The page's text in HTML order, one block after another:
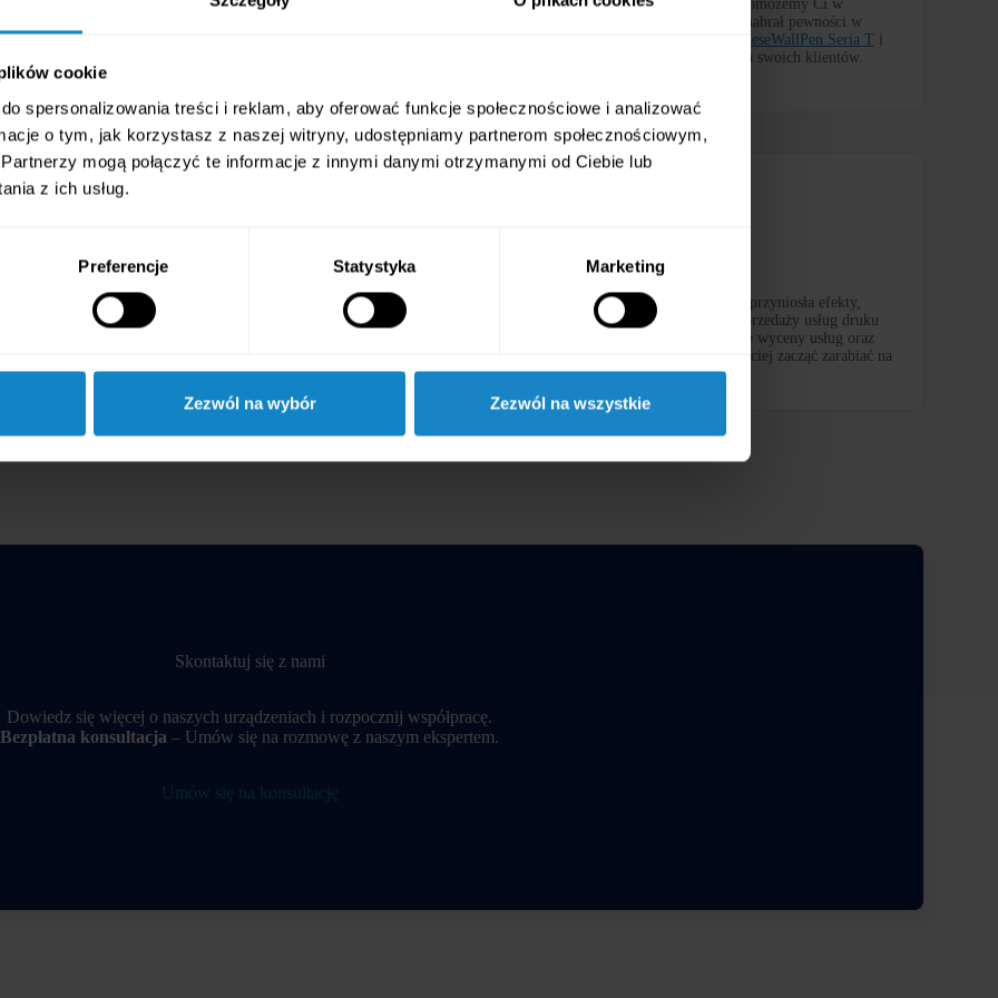
cookie
spersonalizowania treści i reklam, aby oferować funkcje społecznościowe i analizować
o tym, jak korzystasz z naszej witryny, udostępniamy partnerom społecznościowym,
mogą połączyć te informacje z innymi danymi otrzymanymi od Ciebie lub
z ich usług.
Preferencje Statystyka Marketing
Zezwól na wybór Zezwól na wszystkie
Zapewniamy szczegółowe szkolenie, podczas którego
przygotowania plików do druku oraz konserwacji sprzętu.
przez cały proces krok po kroku.
Jak obsługiwać drukarkę ścienną?
Pomożemy Ci w
realizacji pierwszych wydruków, abyś nabrał pewności w
drukarki ściennej HKHR ChineseWallPen Seria T i
mógł bez problemu rozpocząć pracę dla swoich klientów.
Materiały i aktualizacje
W ramachszkolenia z druku ściennego
otrzymasz również
dostęp do instrukcji, materiałów szkoleniowych i aktualizacji
Chcemy, aby Twoja inwestycja szybko przyniosła efekty,
dlatego dzielimy się wiedzą na temat sprzedaży usług druku
ściennego. Otrzymasz porady dotyczące wyceny usług oraz
pozyskiwania klientów, aby jak najszybciej zacząć zarabiać na
swojej drukarce.
Skontaktuj się z nami
Dowiedz się więcej o naszych urządzeniach i rozpocznij współpracę.
Bezpłatna konsultacja – Umów się na rozmowę z naszym ekspertem.
Umów się na konsultację